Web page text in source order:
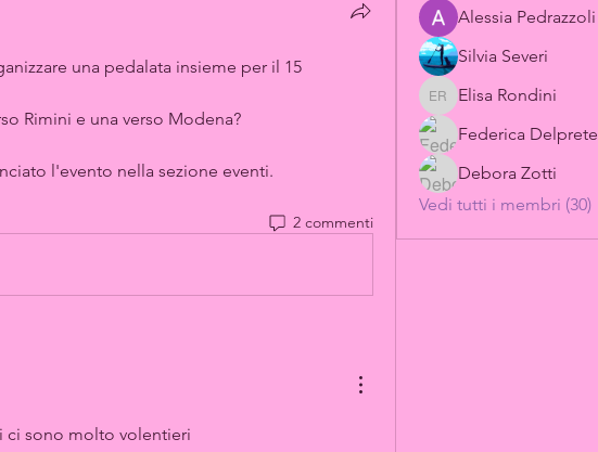
una pedalata insieme per il 15
Rimini e una verso Modena?
l'evento nella sezione eventi.
2 commenti
ci sono molto volentieri
Alessia Pedrazzoli
Silvia Severi
Elisa Rondini
Elisa Rondini
Federica Delprete
Debora Zotti
Vedi tutti i membri (30)